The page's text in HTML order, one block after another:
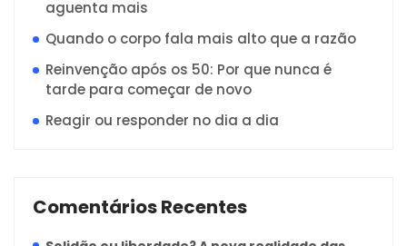
aguenta mais
Quando o corpo fala mais alto que a razão
Reinvenção após os 50: Por que nunca é
tarde para começar de novo
Reagir ou responder no dia a dia
Comentários Recentes